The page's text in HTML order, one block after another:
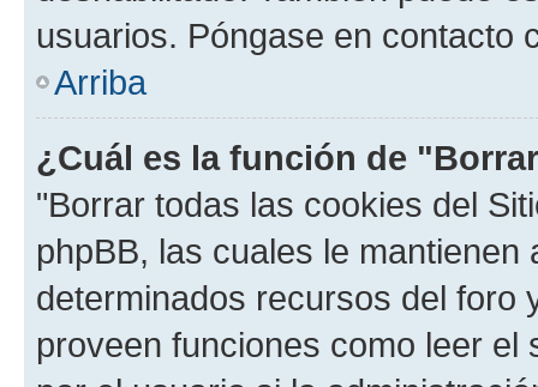
usuarios. Póngase en contacto
Arriba
¿Cuál es la función de
"Borrar todas las cookies del
phpBB, las cuales le
determinados recursos del foro
proveen funciones como leer el